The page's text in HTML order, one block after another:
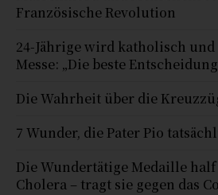
Französische Revolution
24-Jährige wird katholisch
Messe: „Die beste
Die Wahrheit über die
7 Wunder, die Pater Pio
Die Wundertätige Medaille half
Cholera – tragt sie gegen das